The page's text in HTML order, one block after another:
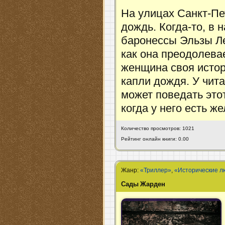
На улицах Санкт-
дождь. Когда-то, в
баронессы Эльзы
как она
женщина своя
капли дождя. У
может поведать
когда у него есть
Количество просмотров: 1021
Рейтинг онлайн книги: 0.00
Жанр:«Триллер» ,«Исторические
Сады Жарден